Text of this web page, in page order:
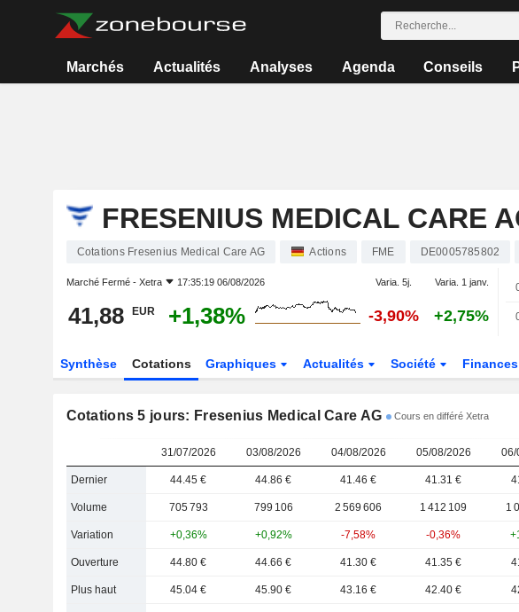
Marchés Actualités Analyses Agenda Conseils
FRESENIUS MEDICAL CARE
Cotations Fresenius Medical Care AG Actions FME DE0005785802
Marché Fermé - Xetra 17:35:19 06/08/2026 Varia. 5j. Varia. 1 janv.
41,88 EUR +1,38% -3,90% +2,75%
Synthèse Cotations Graphiques Actualités Société Finances
Cotations 5 jours: Fresenius Medical Care AG Cours en différé Xetra
31/07/2026 03/08/2026 04/08/2026 05/08/2026 06/
Dernier 44.45 € 44.86 € 41.46 € 41.31 €
Volume 705 793 799 106 2 569 606 1 412 109 1
Variation +0,36% +0,92% -7,58% -0,36%
Ouverture 44.80 € 44.66 € 41.30 € 41.35 €
Plus haut 45.04 € 45.90 € 43.16 € 42.40 €